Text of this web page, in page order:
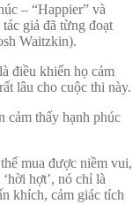
– “Happier” và
giả đã từng đoạt
Waitzkin).
điều khiến họ cảm
lâu cho cuộc thi này.
cảm thấy hạnh phúc
mua được niềm vui,
hợt’, nó chỉ là
khích, cảm giác tích